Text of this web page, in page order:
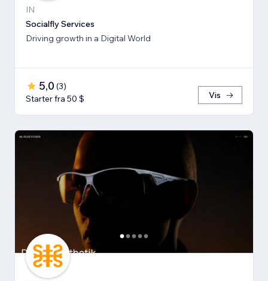
IN
Socialfly Services
Driving growth in a Digital World
5,0 (3)
Starter fra 50 $
Vis